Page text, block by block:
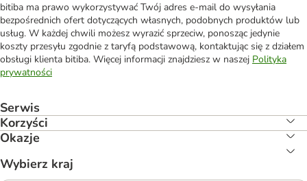
bitiba ma prawo wykorzystywać Twój adres e-mail do wysyłania
bezpośrednich ofert dotyczących własnych, podobnych produktów lub
usług. W każdej chwili możesz wyrazić sprzeciw, ponosząc jedynie
koszty przesyłu zgodnie z taryfą podstawową, kontaktując się z działem
obsługi klienta bitiba. Więcej informacji znajdziesz w naszej Polityka
prywatności
Serwis
Korzyści
Okazje
Wybierz kraj